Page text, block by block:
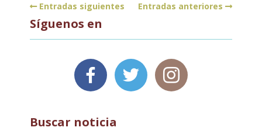
Entradas siguientes Entradas anteriores
Síguenos en
Buscar noticia